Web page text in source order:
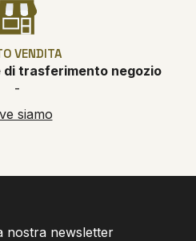
VENDITA
di trasferimento negozio
-
siamo
nostra newsletter